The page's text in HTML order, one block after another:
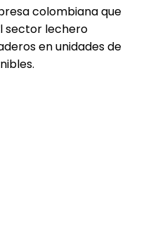
colombiana que
sector lechero
en unidades de